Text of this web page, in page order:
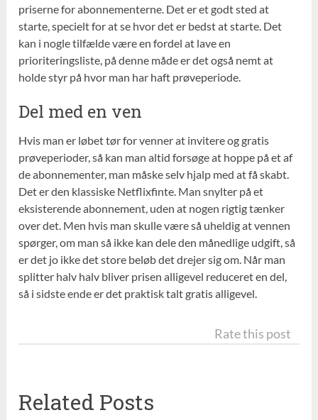
priserne for abonnementerne. Det er et godt sted at
starte, specielt for at se hvor det er bedst at starte. Det
kan i nogle tilfælde være en fordel at lave en
prioriteringsliste, på denne måde er det også nemt at
holde styr på hvor man har haft prøveperiode.
Del med en ven
Hvis man er løbet tør for venner at invitere og gratis
prøveperioder, så kan man altid forsøge at hoppe på et af
de abonnementer, man måske selv hjalp med at få skabt.
Det er den klassiske Netflixfinte. Man snylter på et
eksisterende abonnement, uden at nogen rigtig tænker
over det. Men hvis man skulle være så uheldig at vennen
spørger, om man så ikke kan dele den månedlige udgift, så
er det jo ikke det store beløb det drejer sig om. Når man
splitter halv halv bliver prisen alligevel reduceret en del,
så i sidste ende er det praktisk talt gratis alligevel.
Rate this post
Related Posts